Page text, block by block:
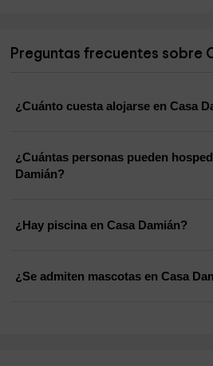
Preguntas frecuentes sobre
¿Cuánto cuesta alojarse en Casa
¿Cuántas personas pueden
Damián?
¿Hay piscina en Casa Damián?
¿Se admiten mascotas en Casa